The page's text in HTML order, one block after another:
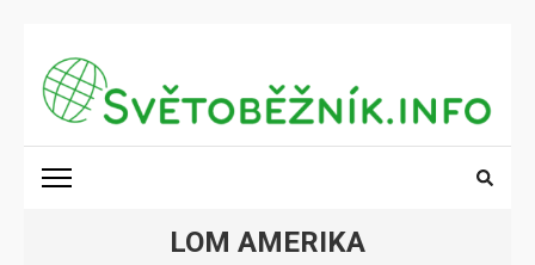
obsah
(stiskněte
Enter)
SVĚTOBĚŽNÍK.INFO
LOM AMERIKA